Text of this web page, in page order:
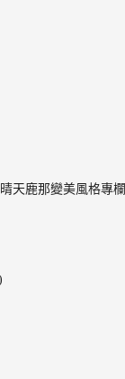
天鹿那變美風格專欄